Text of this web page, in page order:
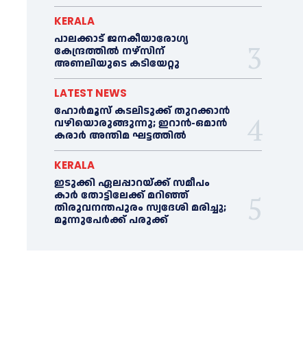
KERALA
പാലക്കാട് ജനകീയാരോഗ്യ
കേന്ദ്രത്തില്‍ നഴ്‌സിന്
അണലിയുടെ കടിയേറ്റു
LATEST NEWS
ഹോർമൂസ് കടലിടുക്ക് തുറക്കാൻ
വഴിയൊരുങ്ങുന്നു; ഇറാൻ-ഒമാൻ
കരാർ അന്തിമ ഘട്ടത്തിൽ
KERALA
ഇടുക്കി ഏലപ്പാറയ്ക്ക് സമീപം
കാര്‍ തോട്ടിലേക്ക് മറിഞ്ഞ്
തിരുവനന്തപുരം സ്വദേശി മരിച്ചു;
മൂന്നുപേര്‍ക്ക് പരുക്ക്